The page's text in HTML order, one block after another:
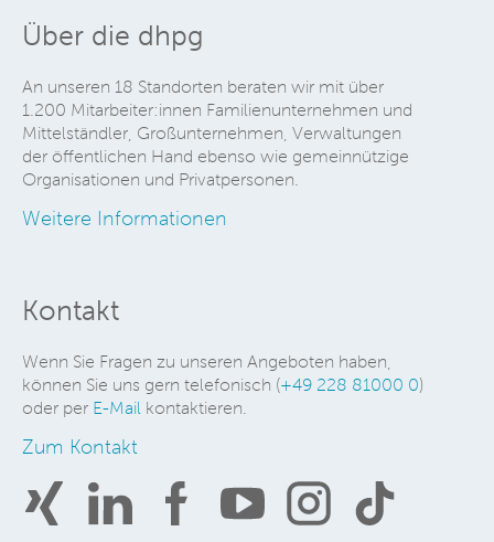
Über die dhpg
An unseren 18 Standorten beraten wir mit über
1.200 Mitarbeiter:innen Familienunternehmen und
Mittelständler, Großunternehmen, Verwaltungen
der öffentlichen Hand ebenso wie gemeinnützige
Organisationen und Privatpersonen.
Weitere Informationen
Kontakt
Wenn Sie Fragen zu unseren Angeboten haben,
können Sie uns gern telefonisch (+49 228 81000 0)
oder per E-Mail kontaktieren.
Zum Kontakt